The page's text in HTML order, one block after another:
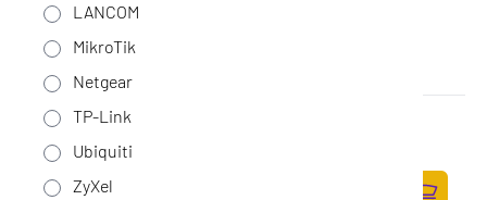
LANCOM
MikroTik
Netgear
TP-Link
Ubiquiti
ZyXel
Cambium Networks cnPilot e700
Op voorraad
1.318,-